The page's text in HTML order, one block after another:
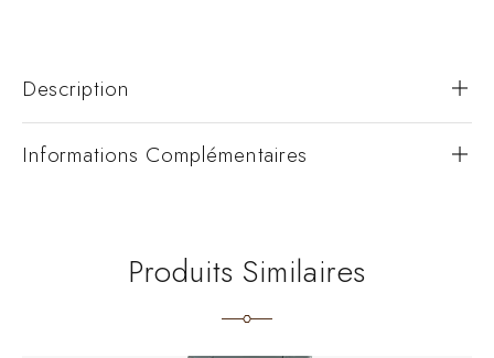
Description
Informations Complémentaires
Produits Similaires